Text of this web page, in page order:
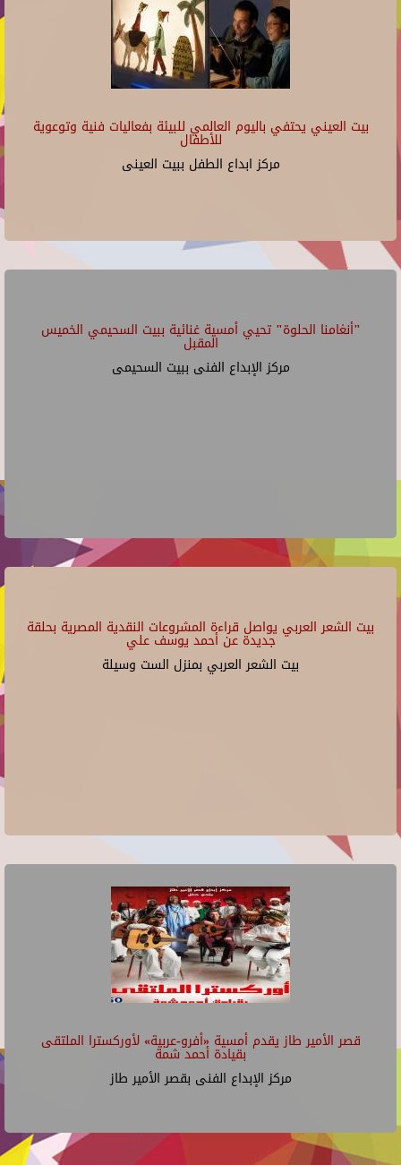
بيت العيني يحتفي باليوم العالمي للبيئة بفعاليات فنية وتوعوية
للأطفال
مركز ابداع الطفل ببيت العينى
"أنغامنا الحلوة" تحيي أمسية غنائية ببيت السحيمي الخميس
المقبل
مركز الإبداع الفنى ببيت السحيمى
بيت الشعر العربي يواصل قراءة المشروعات النقدية المصرية بحلقة
جديدة عن أحمد يوسف علي
بيت الشعر العربي بمنزل الست وسيلة
قصر الأمير طاز يقدم أمسية «أفرو-عربية» لأوركسترا الملتقى
بقيادة أحمد شمة
مركز الإبداع الفنى بقصر الأمير طاز